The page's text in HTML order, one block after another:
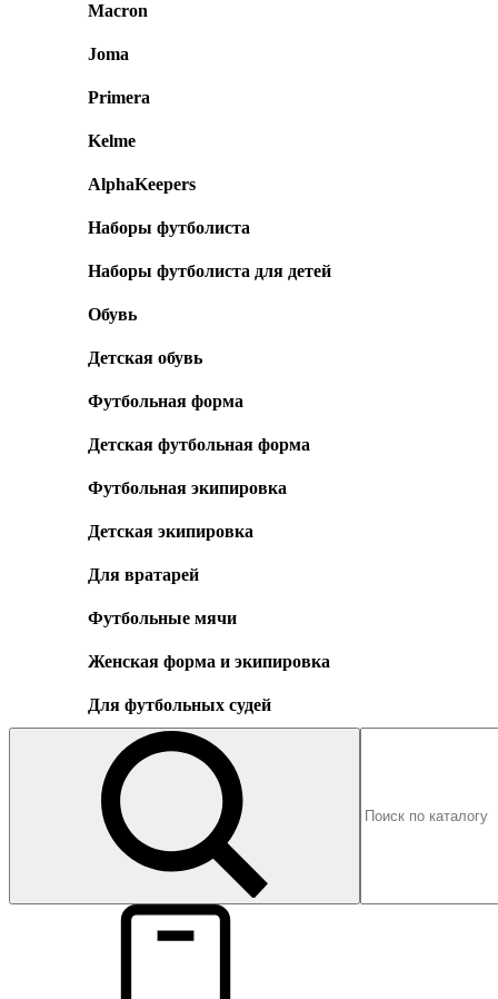
Macron
Joma
Primera
Kelme
AlphaKeepers
Наборы футболиста
Наборы футболиста для детей
Обувь
Детская обувь
Футбольная форма
Детская футбольная форма
Футбольная экипировка
Детская экипировка
Для вратарей
Футбольные мячи
Женская форма и экипировка
Для футбольных судей